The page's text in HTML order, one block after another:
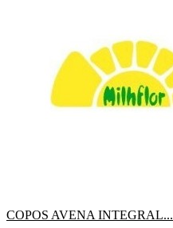
COPOS AVENA INTEGRAL...